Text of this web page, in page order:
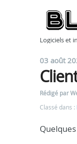
Logiciels et
03 août
Rédigé par
Classé dans :